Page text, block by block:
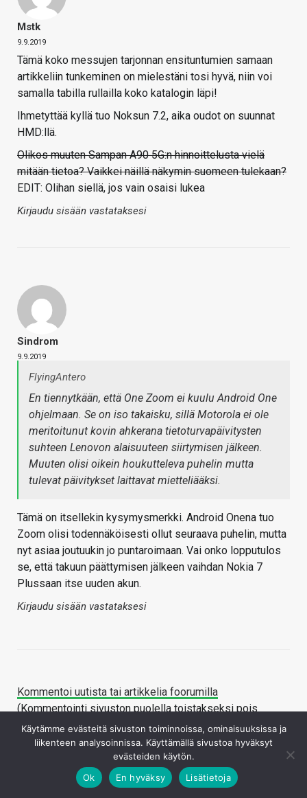
Mstk
9.9.2019
Tämä koko messujen tarjonnan ensituntumien samaan
artikkeliin tunkeminen on mielestäni tosi hyvä, niin voi
samalla tabilla rullailla koko katalogin läpi!
Ihmetyttää kyllä tuo Noksun 7.2, aika oudot on suunnat
HMD:llä.
Olikos muuten Sampan A90 5G:n hinnoittelusta vielä
mitään tietoa? Vaikkei näillä näkymin suomeen tulekaan?
EDIT: Olihan siellä, jos vain osaisi lukea
Kirjaudu sisään vastataksesi
Sindrom
9.9.2019
FlyingAntero
En tiennytkään, että One Zoom ei kuulu Android One
ohjelmaan. Se on iso takaisku, sillä Motorola ei ole
meritoitunut kovin ahkerana tietoturvapäivitysten
suhteen Lenovon alaisuuteen siirtymisen jälkeen.
Muuten olisi oikein houkutteleva puhelin mutta
tulevat päivitykset laittavat mietteliääksi.
Tämä on itsellekin kysymysmerkki. Android Onena tuo
Zoom olisi todennäköisesti ollut seuraava puhelin, mutta
nyt asiaa joutuukin jo puntaroimaan. Vai onko lopputulos
se, että takuun päättymisen jälkeen vaihdan Nokia 7
Plussaan itse uuden akun.
Kirjaudu sisään vastataksesi
Kommentoi uutista tai artikkelia foorumilla
(Kommentointi sivuston puolella toistakseksi pois
käytöstä)
Lähetä palautetta / raportoi kirjoitusvirheestä
Käytämme evästeitä sivuston toiminnoissa, ominaisuuksissa ja
liikenteen analysoinnissa. Käyttämällä sivustoa hyväksyt
evästeiden käytön.
Ok
En hyväksy Lisätietoja